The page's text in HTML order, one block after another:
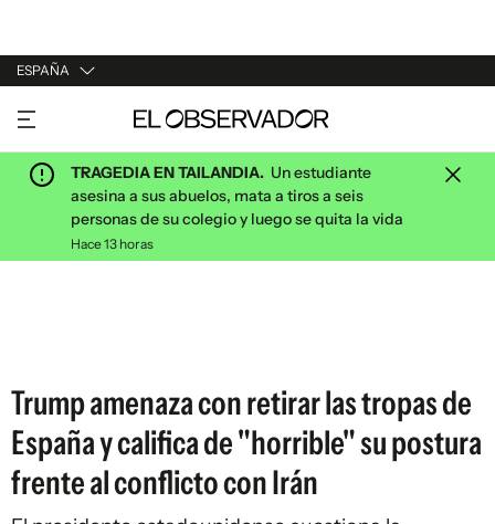
ESPAÑA
URUGUAY
ARGENTINA
ESPAÑA
ESTADOS UNIDOS
TRAGEDIA EN TAILANDIA. Un estudiante
asesina a sus abuelos, mata a tiros a seis
personas de su colegio y luego se quita la vida
Hace 13 horas
Trump amenaza con retirar las tropas de
España y califica de "horrible" su postura
frente al conflicto con Irán